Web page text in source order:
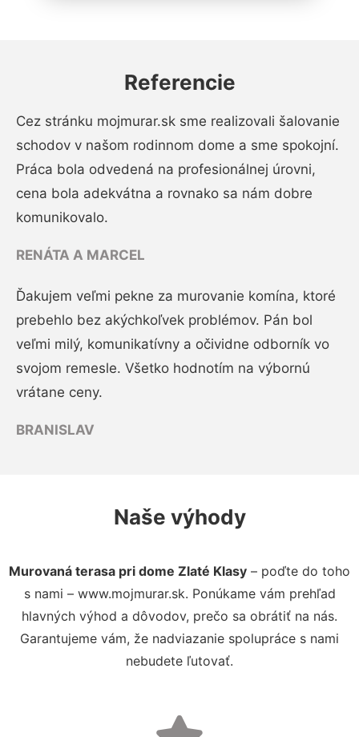
Referencie
Cez stránku mojmurar.sk sme realizovali šalovanie
schodov v našom rodinnom dome a sme spokojní.
Práca bola odvedená na profesionálnej úrovni,
cena bola adekvátna a rovnako sa nám dobre
komunikovalo.
RENÁTA A MARCEL
Ďakujem veľmi pekne za murovanie komína, ktoré
prebehlo bez akýchkoľvek problémov. Pán bol
veľmi milý, komunikatívny a očividne odborník vo
svojom remesle. Všetko hodnotím na výbornú
vrátane ceny.
BRANISLAV
Naše výhody
Murovaná terasa pri dome Zlaté Klasy – poďte do toho
s nami – www.mojmurar.sk. Ponúkame vám prehľad
hlavných výhod a dôvodov, prečo sa obrátiť na nás.
Garantujeme vám, že nadviazanie spolupráce s nami
nebudete ľutovať.